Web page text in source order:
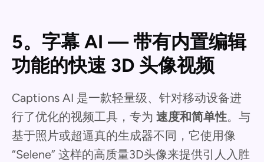
5。字幕 AI — 带有内置编辑
功能的快速 3D 头像视频
Captions AI 是一款轻量级、针对移动设备进
行了优化的视频工具，专为 速度和简单性。与
基于照片或超逼真的生成器不同，它使用像
“Selene” 这样的高质量3D头像来提供引人入胜